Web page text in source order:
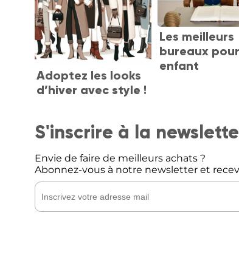
Adoptez les looks
d’hiver avec style !
Les meilleurs
bureaux pour
enfant
S'inscrire à la
Envie de faire de meilleurs achats ?
Abonnez-vous à notre newsletter et